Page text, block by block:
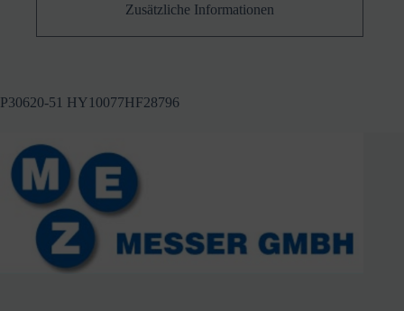
Zusätzliche Informationen
P30620-51 HY10077HF28796